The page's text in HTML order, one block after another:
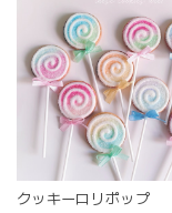
クッキーロリポップ